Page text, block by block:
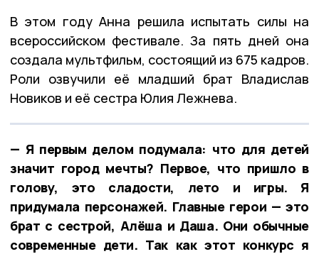
В этом году Анна решила испытать силы на
всероссийском фестивале. За пять дней она
создала мультфильм, состоящий из 675 кадров.
Роли озвучили её младший брат Владислав
Новиков и её сестра Юлия Лежнева.
— Я первым делом подумала: что для детей
значит город мечты? Первое, что пришло в
голову, это сладости, лето и игры. Я
придумала персонажей. Главные герои — это
брат с сестрой, Алёша и Даша. Они обычные
современные дети. Так как этот конкурс я